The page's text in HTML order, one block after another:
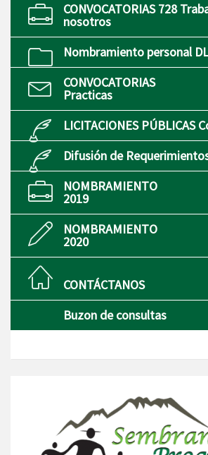
CONVOCATORIAS 728
nosotros
Nombramiento personal
CONVOCATORIAS
Practicas
LICITACIONES PÚBLICAS
Difusión de
NOMBRAMIENTO
2019
NOMBRAMIENTO
2020
CONTÁCTANOS
Buzon de consultas